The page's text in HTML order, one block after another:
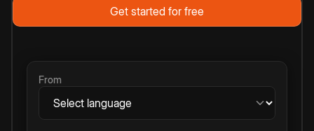
Get started for free
From